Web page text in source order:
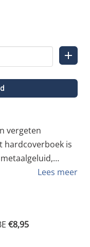
hardcoverboek is
Scuro aka
wordt Opak
gedwongen
Lees meer
€8,95